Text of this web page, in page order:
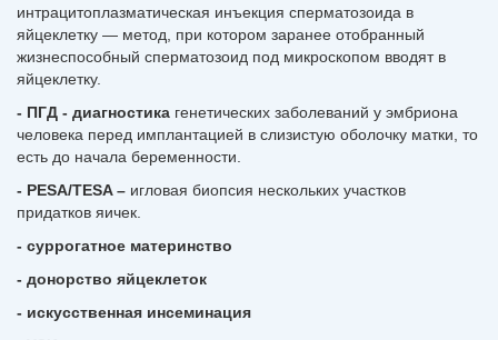
интрацитоплазматическая инъекция сперматозоида в
яйцеклетку — метод, при котором заранее отобранный
жизнеспособный сперматозоид под микроскопом вводят в
яйцеклетку.
- ПГД - диагностика генетических заболеваний у эмбриона
человека перед имплантацией в слизистую оболочку матки, то
есть до начала беременности.
- PESA/TESA – игловая биопсия нескольких участков
придатков яичек.
- суррогатное материнство
- донорство яйцеклеток
- искусственная инсеминация